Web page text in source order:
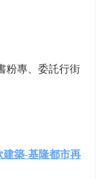
粉專、委託行街
建築-基隆都市再